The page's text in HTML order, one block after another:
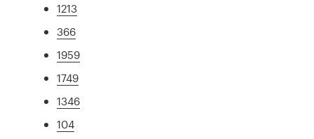
1213
366
1959
1749
1346
104